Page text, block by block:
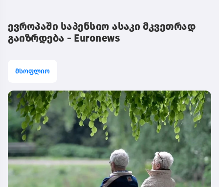
ევროპაში საპენსიო ასაკი მკვეთრად
გაიზრდება - Euronews
მსოფლიო